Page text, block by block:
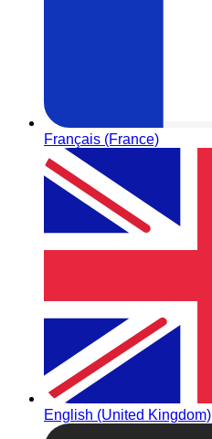
Français (France)
English (United Kingdom)